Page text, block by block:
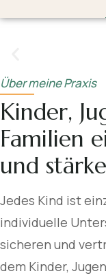
Über meine Praxis
Kinder,
Familien
und
Jedes Kind ist
individuelle
sicheren und
dem Kinder,